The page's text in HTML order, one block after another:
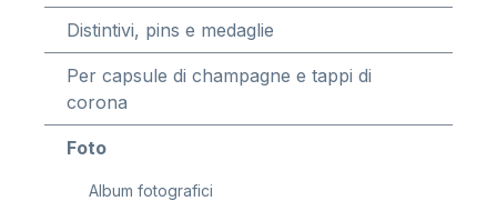
Distintivi, pins e medaglie
Per capsule di champagne e tappi di
corona
Foto
Album fotografici